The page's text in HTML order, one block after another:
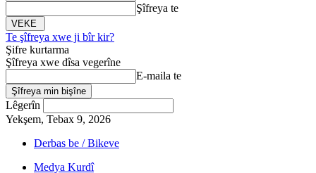
Şîfreya te
Te şîfreya xwe ji bîr kir?
Şifre kurtarma
Şîfreya xwe dîsa vegerîne
E-maila te
Lêgerîn
Yekşem, Tebax 9, 2026
Derbas be / Bikeve
Medya Kurdî